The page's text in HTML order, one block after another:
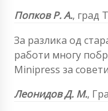
Попков Р. А., град
За разлика од
работи многу
Minipress за
Леонидов Д. М.,